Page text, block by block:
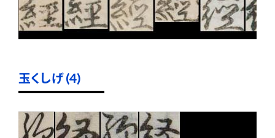
玉くしげ (4)